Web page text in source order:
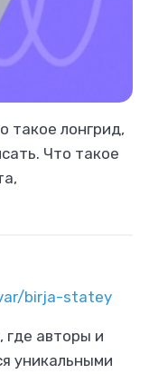
такое лонгрид,
Что такое
и
birja-statey
где авторы и
уникальными